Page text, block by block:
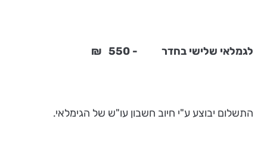
לגמלאי שלישי בחדר - 550 ₪
התשלום יבוצע ע"י חיוב חשבון עו"ש של הגימלאי.